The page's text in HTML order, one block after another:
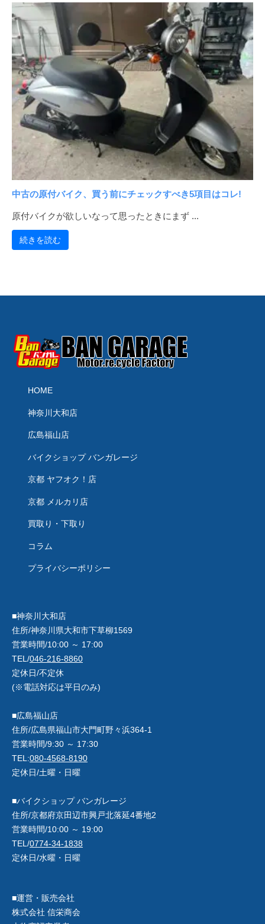
|
バ
ン
ガ
レ
ー
ジ
も
激
安
・
格
安
価
格
で
売
中古の原付バイク、買う前にチェックすべき5項目はコレ!
原付バイクが欲しいなって思ったときにまず ...
続きを読む
HOME
神奈川大和店
広島福山店
バイクショップ バンガレージ
京都 ヤフオク！店
京都 メルカリ店
買取り・下取り
コラム
プライバシーポリシー
■神奈川大和店
住所/神奈川県大和市下草柳1569
営業時間/10:00 ～ 17:00
TEL/046-216-8860
定休日/不定休
(※電話対応は平日のみ)
■広島福山店
住所/広島県福山市大門町野々浜364-1
営業時間/9:30 ～ 17:30
TEL:080-4568-8190
定休日/土曜・日曜
■バイクショップ バンガレージ
住所/京都府京田辺市興戸北落延4番地2
営業時間/10:00 ～ 19:00
TEL/0774-34-1838
定休日/水曜・日曜
■運営・販売会社
株式会社 信栄商会